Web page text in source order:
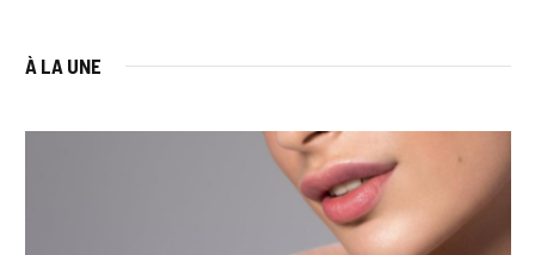
À LA UNE